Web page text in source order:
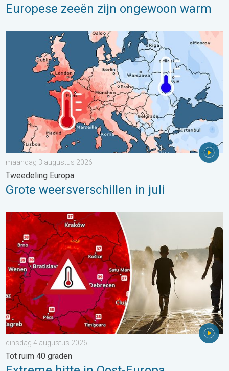
Europese zeeën zijn ongewoon warm
Grote weersverschillen in juli. Tweedeling Europa. . .
maandag 3 augustus 2026
Tweedeling Europa
Grote weersverschillen in juli
Extreme hitte in Oost-Europa. Tot ruim 40 graden. . . dinsdag
dinsdag 4 augustus 2026
Tot ruim 40 graden